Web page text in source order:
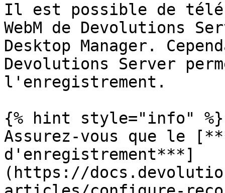
Il est possible de
WebM de Devolutions
Desktop Manager.
Devolutions Server
l'enregistrement.
{% hint style="info" %}
Assurez-vous que le
d'enregistrement***]
(https://